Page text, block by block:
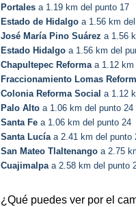
Portales a 1.19 km del punto 17
Estado de Hidalgo a 1.56 km
José María Pino Suárez a 1.56
Estado Hidalgo a 1.56 km del
Chapultepec Reformaa 1.12 km
Fraccionamiento Lomas
Colonia Reforma Social a 1.12
Palo Alto a 1.06 km del punto 24
Santa Fe a 1.06 km del punto 24
Santa Lucíaa 2.41 km del punto
San Mateo Tlaltenango a 2.75
Cuajimalpaa 2.58 km del punto
¿Qué puedes ver por el